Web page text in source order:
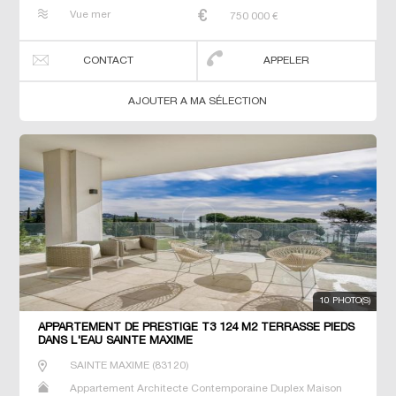
T6 Terrain Terrain constructible Villa
Vue mer 750 000 €
CONTACT APPELER
AJOUTER A MA SÉLECTION
10 PHOTO(S)
APPARTEMENT DE PRESTIGE T3 124 M2 TERRASSE PIEDS
DANS L'EAU SAINTE MAXIME
SAINTE MAXIME(83120)
Appartement Architecte Contemporaine Duplex Maison